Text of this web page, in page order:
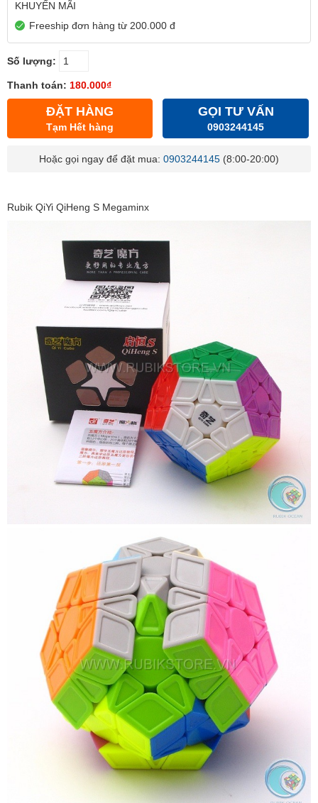
KHUYẾN MÃI
Freeship đơn hàng từ 200.000 đ
Số lượng:
Thanh toán: 180.000₫
ĐẶT HÀNG
Tạm Hết hàng
GỌI TƯ VẤN
0903244145
Hoặc gọi ngay để đặt mua: 0903244145 (8:00-20:00)
Rubik QiYi QiHeng S Megaminx